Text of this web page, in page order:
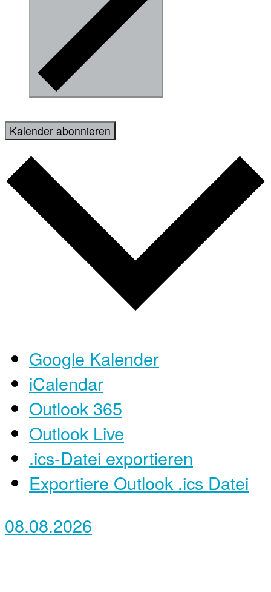
Kalender abonnieren
Google Kalender
iCalendar
Outlook 365
Outlook Live
.ics-Datei exportieren
Exportiere Outlook .ics Datei
08.08.2026